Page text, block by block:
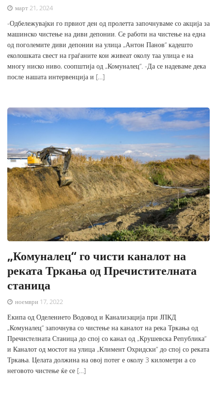
март 21, 2024
-Одбележувајки го првиот ден од пролетта започнуваме со акција за
машинско чистење на диви депонии. Се работи на чистење на една
од поголемите диви депонии на улица „Антон Панов“ кадешто
еколошката свест на граѓаните кои живеат околу таа улица е на
многу ниско ниво, соопштија од „Комуналец“. -Да се надеваме дека
после нашата интервенција и […]
„Комуналец“ го чисти каналот на
реката Тркања од Пречистителната
станица
ноември 17, 2022
Екипа од Оделението Водовод и Канализација при ЈПКД
„Комуналец“ започнува со чистење на каналот на река Тркања од
Пречистелната Станица до спој со канал од „Крушевска Република“
и Каналот од мостот на улица „Климент Охридски“ до спој со реката
Тркања. Целата должина на овој потег е околу 3 километри а со
неговото чистење ќе се […]